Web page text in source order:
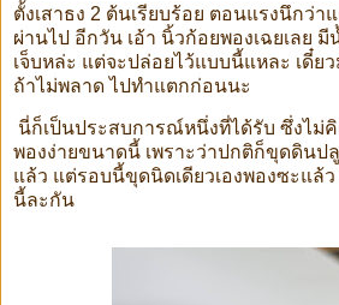
ตั้งเสาธง 2 ต้นเรียบร้อย ตอนแรงนึกว่า
ผ่านไป อีกวัน เอ้า นิ้วก้อยพองเฉยเลย มี
เจ็บหล่ะ แต่จะปล่อยไว้แบบนี้แหละ เดี๋ย
ถ้าไม่พลาด ไปทำแตกก่อนนะ
นี่ก็เป็นประสบการณ์หนึ่งที่ได้รับ ซึ่งไม่คิ
พองง่ายขนาดนี้ เพราะว่าปกติก็ขุดดินป
แล้ว แต่รอบนี้ขุดนิดเดียวเองพองซะแล้ว
นี้ละกัน